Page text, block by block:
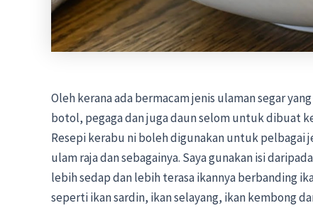
Oleh kerana ada bermacam jenis ulaman segar
botol, pegaga dan juga daun selom untuk dibuat
Resepi kerabu ni boleh digunakan untuk pelbagai
ulam raja dan sebagainya. Saya gunakan isi
lebih sedap dan lebih terasa ikannya berbanding
seperti ikan sardin, ikan selayang, ikan kembong